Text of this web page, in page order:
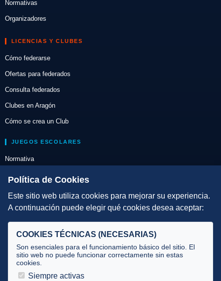
Normativas
Organizadores
LICENCIAS Y CLUBES
Cómo federarse
Ofertas para federados
Consulta federados
Clubes en Aragón
Cómo se crea un Club
JUEGOS ESCOLARES
Normativa
Escuelas de Triatlón
DIRECCIÓN TÉCNICA
Selecciones
Tecnificación
JUECES Y OFICIALES
Política de Cookies
Este sitio web utiliza cookies para mejorar su experiencia.
A continuación puede elegir qué cookies desea aceptar:
COOKIES TÉCNICAS (NECESARIAS)
Son esenciales para el funcionamiento básico del sitio. El
sitio web no puede funcionar correctamente sin estas
cookies.
Siempre activas